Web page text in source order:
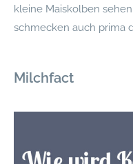
kleine Maiskolben
schmecken auch prima
Milchfact